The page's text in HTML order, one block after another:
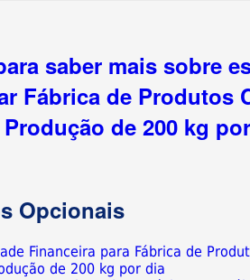
saber mais sobre
Fábrica de Produtos
de 200 kg
Opcionais
Financeira para Fábrica de
de 200 kg por dia